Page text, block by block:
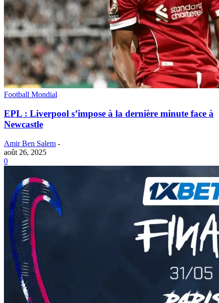
Football Mondial
EPL : Liverpool s’impose à la dernière minute face à
Newcastle
Amir Ben Salem -
août 26, 2025
0